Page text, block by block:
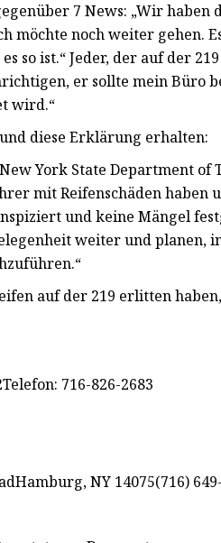
7 News: „Wir haben
möchte noch weiter gehen.
so ist.“ Jeder, der auf der
er sollte mein Büro
wird.“
diese Erklärung erhalten:
York State Department
mit Reifenschäden haben
und keine Mängel
weiter und planen,
auf der 219 erlitten
716-826-2683
NY 14075(716)